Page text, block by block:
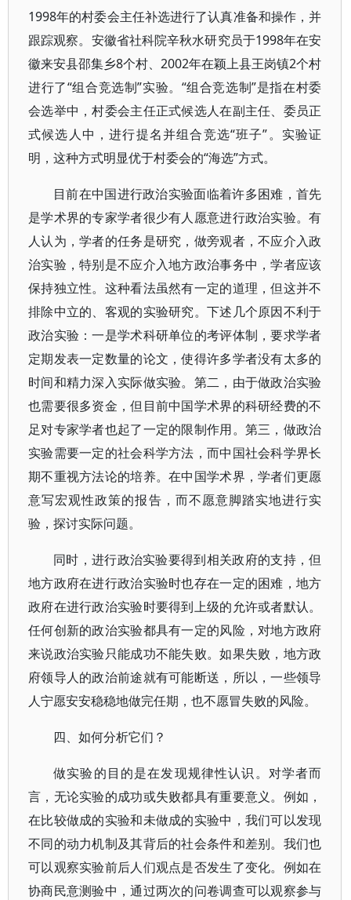
1998年的村委会主任补选进行了认真准备和操作，并
跟踪观察。安徽省社科院辛秋水研究员于1998年在安
徽来安县邵集乡8个村、2002年在颖上县王岗镇2个村
进行了“组合竞选制”实验。“组合竞选制”是指在村委
会选举中，村委会主任正式候选人在副主任、委员正
式候选人中，进行提名并组合竞选“班子”。实验证
明，这种方式明显优于村委会的“海选”方式。
目前在中国进行政治实验面临着许多困难，首先
是学术界的专家学者很少有人愿意进行政治实验。有
人认为，学者的任务是研究，做旁观者，不应介入政
治实验，特别是不应介入地方政治事务中，学者应该
保持独立性。这种看法虽然有一定的道理，但这并不
排除中立的、客观的实验研究。下述几个原因不利于
政治实验：一是学术科研单位的考评体制，要求学者
定期发表一定数量的论文，使得许多学者没有太多的
时间和精力深入实际做实验。第二，由于做政治实验
也需要很多资金，但目前中国学术界的科研经费的不
足对专家学者也起了一定的限制作用。第三，做政治
实验需要一定的社会科学方法，而中国社会科学界长
期不重视方法论的培养。在中国学术界，学者们更愿
意写宏观性政策的报告，而不愿意脚踏实地进行实
验，探讨实际问题。
同时，进行政治实验要得到相关政府的支持，但
地方政府在进行政治实验时也存在一定的困难，地方
政府在进行政治实验时要得到上级的允许或者默认。
任何创新的政治实验都具有一定的风险，对地方政府
来说政治实验只能成功不能失败。如果失败，地方政
府领导人的政治前途就有可能断送，所以，一些领导
人宁愿安安稳稳地做完任期，也不愿冒失败的风险。
四、如何分析它们？
做实验的目的是在发现规律性认识。对学者而
言，无论实验的成功或失败都具有重要意义。例如，
在比较做成的实验和未做成的实验中，我们可以发现
不同的动力机制及其背后的社会条件和差别。我们也
可以观察实验前后人们观点是否发生了变化。例如在
协商民意测验中，通过两次的问卷调查可以观察参与